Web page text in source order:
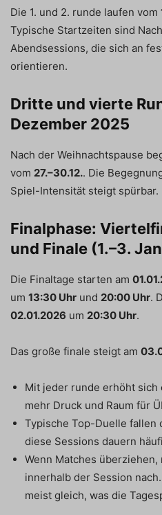
Die 1. und 2. runde laufen vom
Typische Startzeiten sind
Abendsessions, die sich an
orientieren.
Dritte und vierte
Dezember 2025
Nach der Weihnachtspause
vom 27.–30.12.. Die
Spiel-Intensität steigt spürbar.
Finalphase:
und Finale (1.–3.
Die Finaltage starten am
um 13:30 Uhr und 20:00 Uhr.
02.01.2026 um 20:30 Uhr.
Das große finale steigt am
Mit jeder runde erhöht sich
mehr Druck und Raum für
Typische Top-Duelle fallen
diese Sessions dauern
Wenn Matches überziehen,
innerhalb der Session
meist gleich, was die